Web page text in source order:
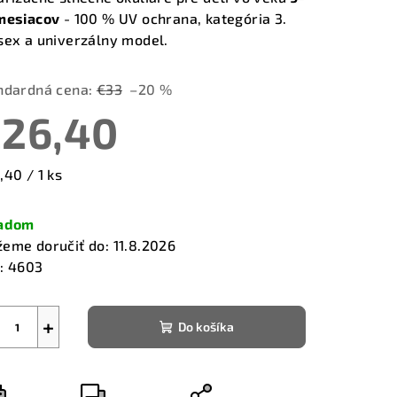
- 100 % UV ochrana, kategória 3.
a univerzálny model.
cena: €33 –20 %
/ 1 ks
doručiť do: 11.8.2026
4603
+ Do košíka